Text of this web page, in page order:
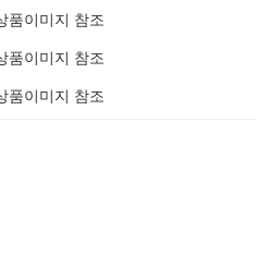
품이미지 참조
품이미지 참조
품이미지 참조